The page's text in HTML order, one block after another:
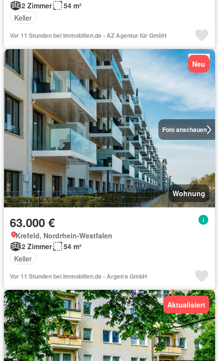
2 Zimmer
54 m²
Keller
Vor 11 Stunden bei Immobilien.de - AZ Agentur für GmbH
Foto anschauen
Neu
Wohnung
63.000 €
Krefeld, Nordrhein-Westfalen
2 Zimmer
54 m²
Keller
Vor 11 Stunden bei Immobilien.de - Argetra GmbH
Aktualisiert